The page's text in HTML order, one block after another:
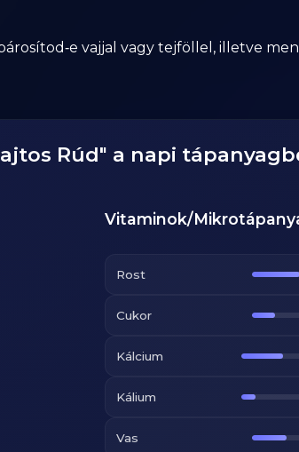
vajjal vagy tejföllel, illetve
Rúd" a napi
Vitaminok/
Rost
Cukor
Kálcium
Kálium
Vas